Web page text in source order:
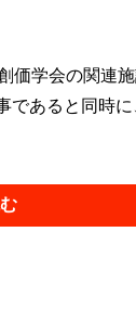
学会の関連
であると同時